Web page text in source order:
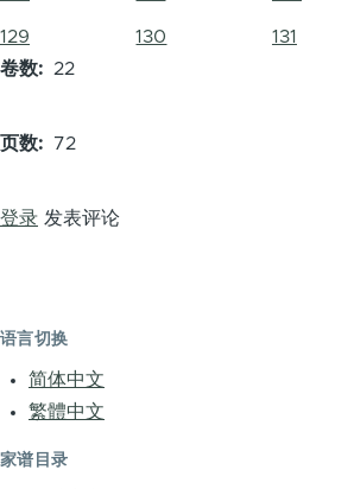
129 130 131
卷数
22
页数 72
登录 发表评论
语言切换
简体中文
繁體中文
家谱目录